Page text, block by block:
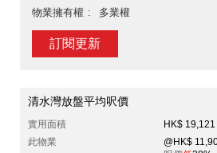
物業擁有權
多業權
訂閱更新
清水灣放盤平均呎價
實用面積
HK$ 19,121
此物業
@HK$